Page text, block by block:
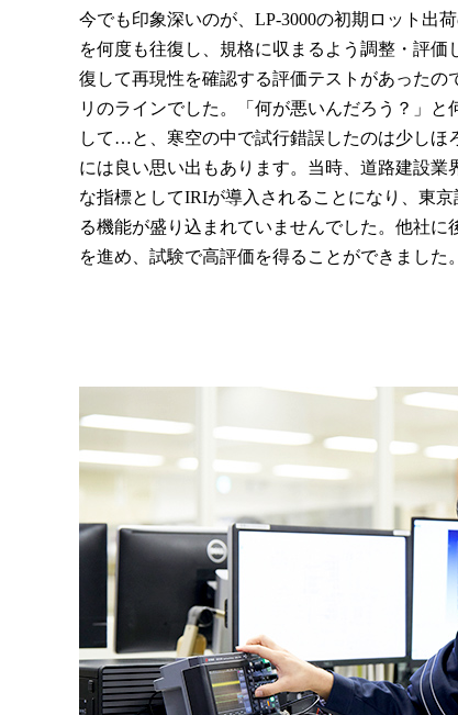
今でも印象深いのが、LP-3000の初期ロット出
を何度も往復し、規格に収まるよう調整・評価
復して再現性を確認する評価テストがあったの
リのラインでした。「何が悪いんだろう？」
して…と、寒空の中で試行錯誤したのは少しほ
には良い思い出もあります。当時、道路建設業
な指標としてIRIが導入されることになり、東
る機能が盛り込まれていませんでした。他社に
を進め、試験で高評価を得ることができました。